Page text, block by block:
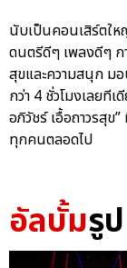
นับเป็นคอนเสิร์ตใ
ดนตรีดีๆ เพลงดีๆ ก
สุขและความสนุก มอ
กว่า 4 ชั่วโมงเลยที
อภิวัชร์ เอื้อถาวรสุข
ทุกคนตลอดไป
อัลบั้มรูป